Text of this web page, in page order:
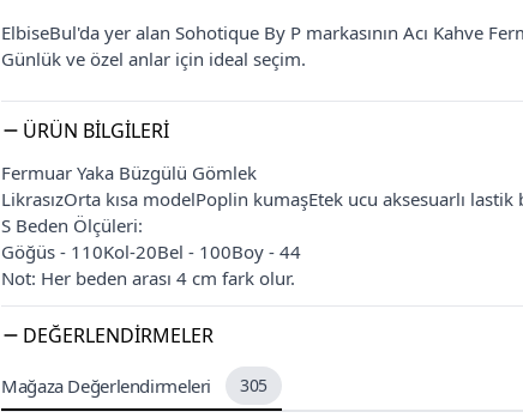
ElbiseBul'da yer alan Sohotique By P markasının Acı Kahve
Günlük ve özel anlar için ideal seçim.
ÜRÜN BILGILERI
Fermuar Yaka Büzgülü Gömlek
LikrasızOrta kısa modelPoplin kumaşEtek ucu aksesuarlı lastik
S Beden Ölçüleri:
Göğüs - 110Kol-20Bel - 100Boy - 44
Not: Her beden arası 4 cm fark olur.
DEĞERLENDIRMELER
Mağaza Değerlendirmeleri 305